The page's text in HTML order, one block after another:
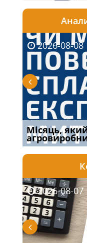
2026-08-08
Місяць,
2026-08-07